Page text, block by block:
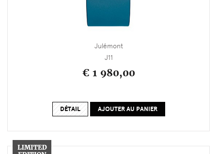
Julémont
J11
€ 1 980,00
DÉTAIL AJOUTER AU PANIER